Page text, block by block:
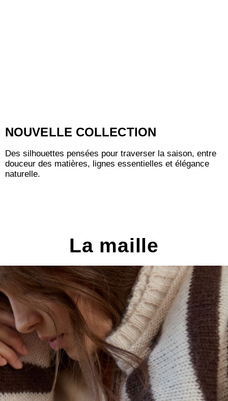
NOUVELLE COLLECTION
Des silhouettes pensées pour traverser la saison, entre
douceur des matières, lignes essentielles et élégance
naturelle.
La maille